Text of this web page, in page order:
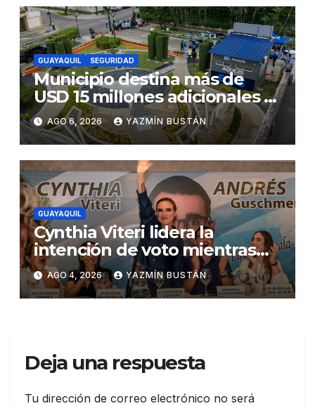
Gonzalo Icaza Cornejo, en
Daule
GUAYAQUIL SEGURIDAD
Municipio destina más de
USD 15 millones adicionales a
SEGURA EP para fortalecer la
seguridad ciudadana
AGO 6, 2026 YAZMÍN BUSTÁN
GUAYAQUIL
Cynthia Viteri lidera la
intención de voto mientras
Andrés Guschmer muestra
un destacado crecimiento,
según AtlasIntel
AGO 4, 2026 YAZMÍN BUSTÁN
Deja una respuesta
Tu dirección de correo electrónico no será